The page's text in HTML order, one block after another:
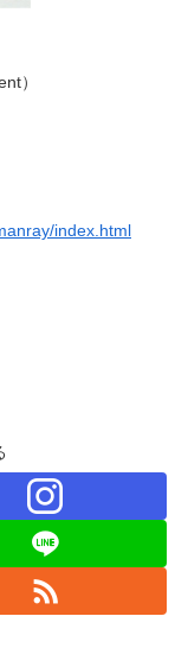
）
index.html